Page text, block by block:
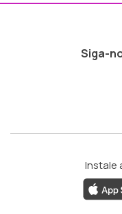
Siga-
Instale